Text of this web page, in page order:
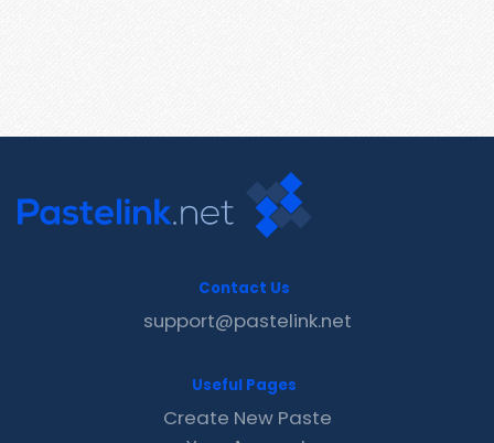
Contact Us
support@pastelink.net
Useful Pages
Create New Paste